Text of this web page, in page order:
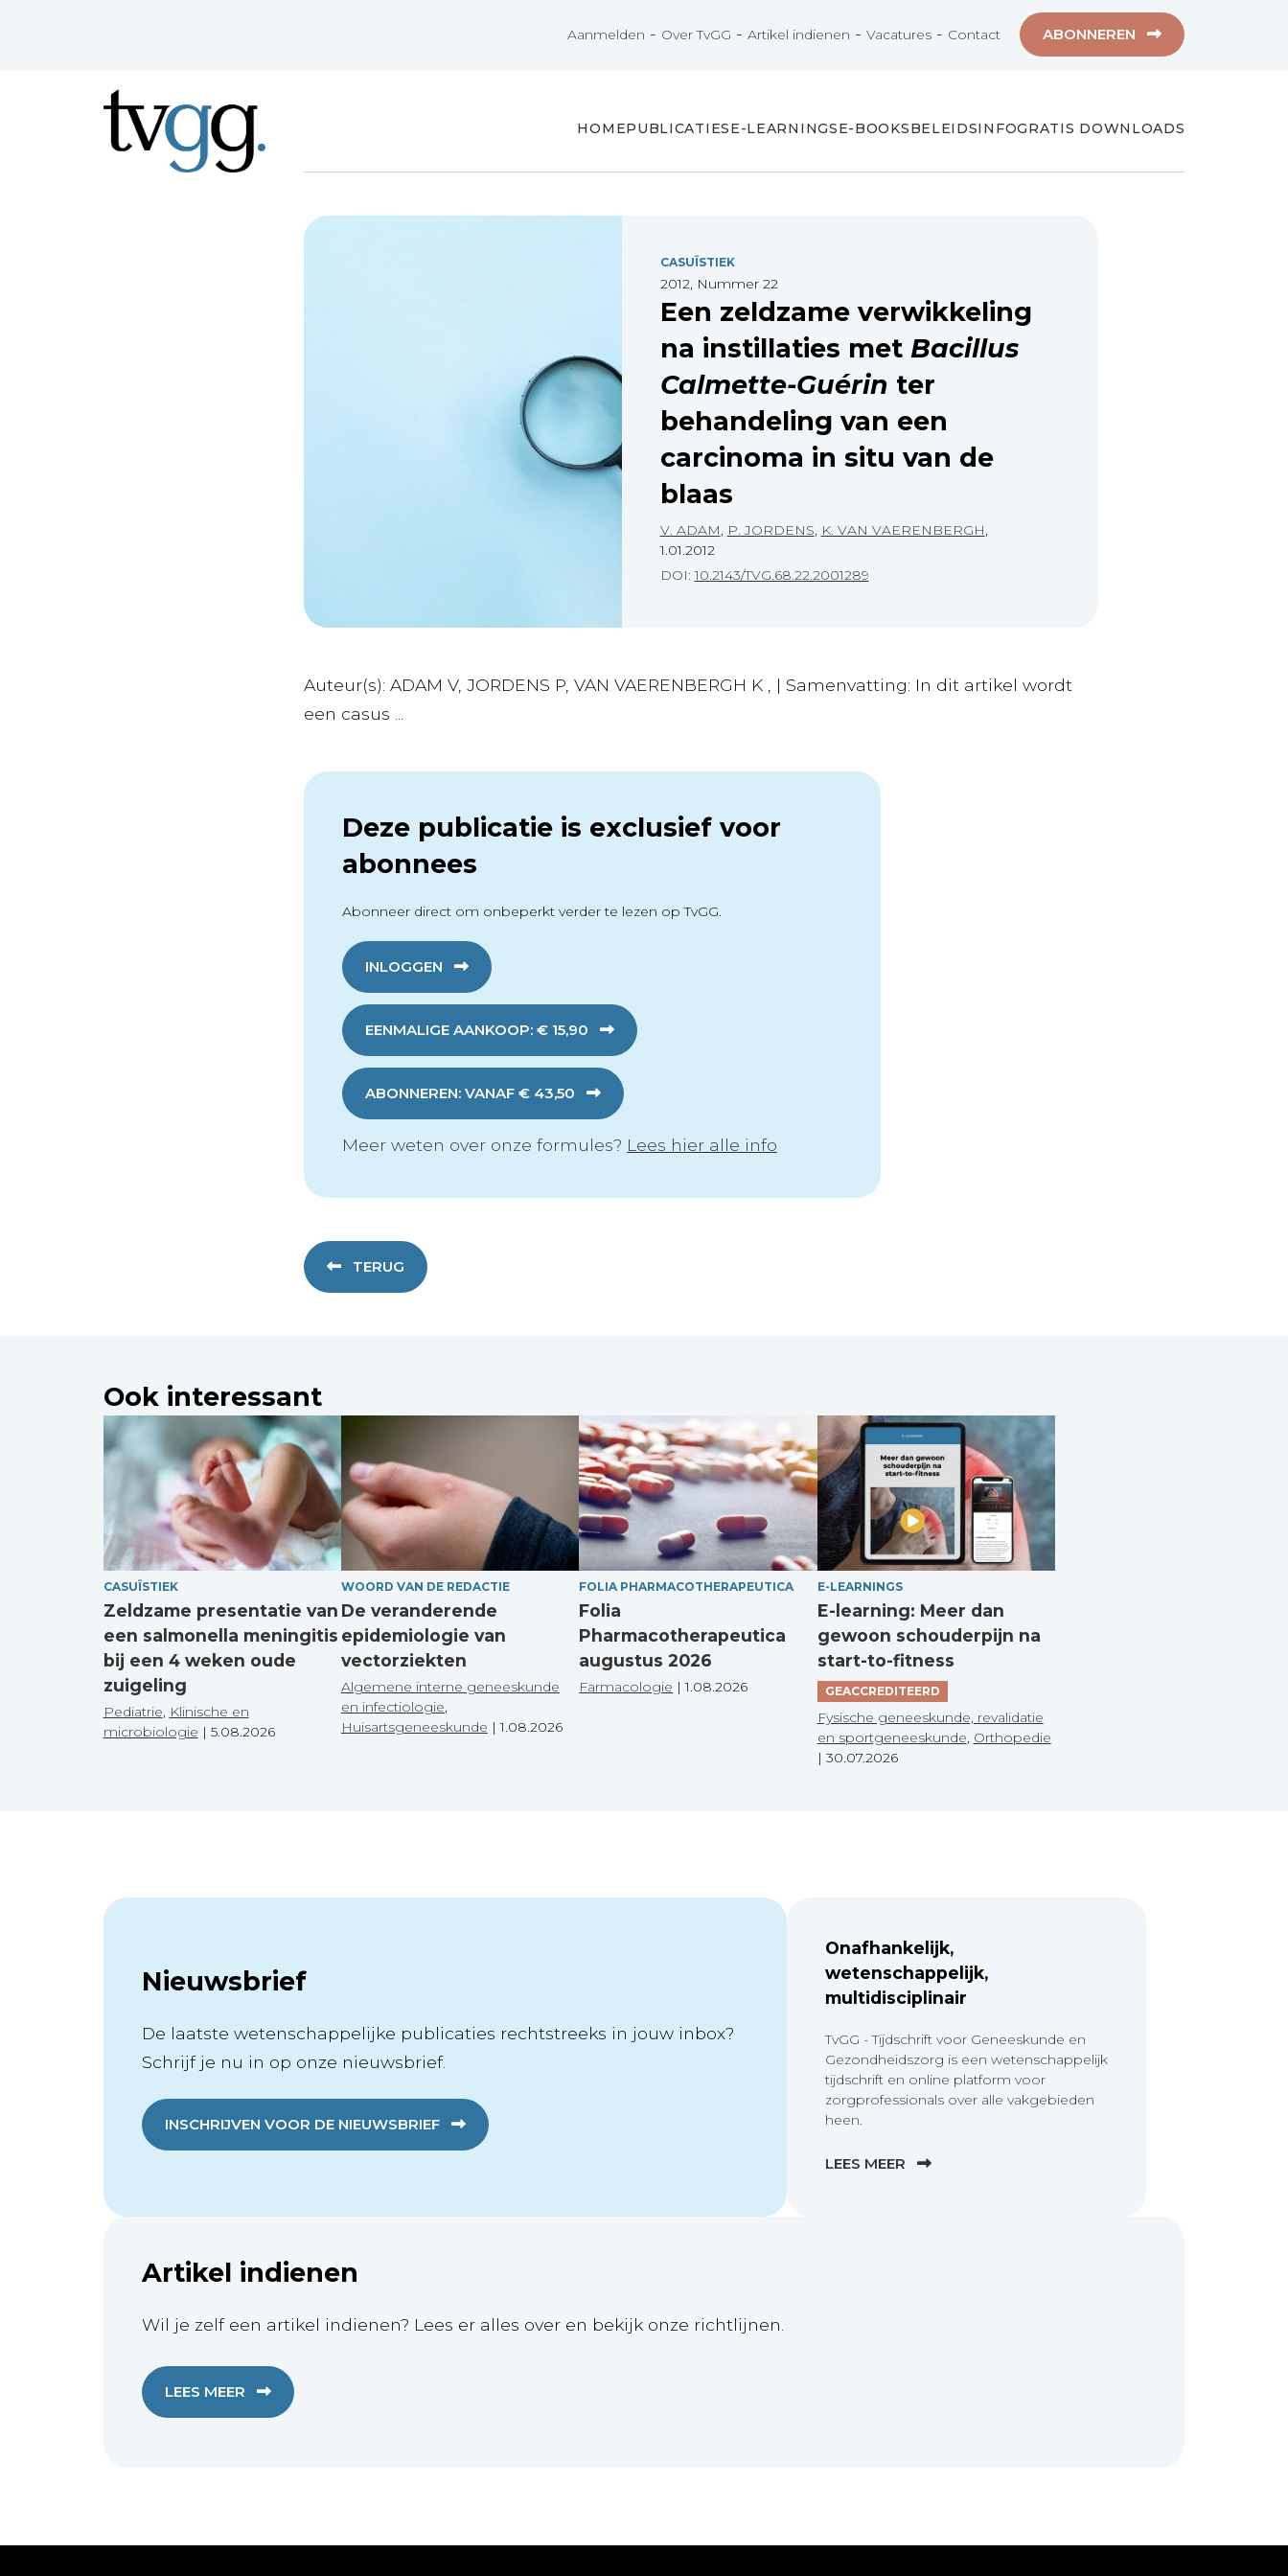
Aanmelden - Over TvGG -Artikel indienen -Vacatures - Contact ABONNEREN
HOMEPUBLICATIESE-LEARNINGSE-BOOKSBELEIDSINFOGRATIS DOWNLOADS
CASUÏSTIEK
2012, Nummer 22
Een zeldzame verwikkeling
na instillaties met Bacillus
Calmette-Guérin ter
behandeling van een
carcinoma in situ van de
blaas
V. ADAM, P. JORDENS, K. VAN VAERENBERGH,
1.01.2012
DOI:10.2143/TVG.68.22.2001289
Auteur(s): ADAM V, JORDENS P, VAN VAERENBERGH K , | Samenvatting: In dit artikel wordt
een casus ...
Deze publicatie is exclusief voor
abonnees
Abonneer direct om onbeperkt verder te lezen op TvGG.
INLOGGEN
EENMALIGE AANKOOP: € 15,90
ABONNEREN: VANAF € 43,50
Meer weten over onze formules? Lees hier alle info
TERUG
Ook interessant
CASUÏSTIEK
Zeldzame presentatie van
een salmonella meningitis
bij een 4 weken oude
zuigeling
Pediatrie Klinische en
microbiologie | 5.08.2026
WOORD VAN DE REDACTIE
De veranderende
epidemiologie van
vectorziekten
Algemene interne geneeskunde
en infectiologie
Huisartsgeneeskunde |1.08.2026
FOLIA PHARMACOTHERAPEUTICA
Folia
Pharmacotherapeutica
augustus 2026
Farmacologie |1.08.2026
E-LEARNINGS
E-learning: Meer dan
gewoon schouderpijn na
start-to-fitness
GEACCREDITEERD
Fysische geneeskunde, revalidatie
en sportgeneeskunde Orthopedie
| 30.07.2026
Nieuwsbrief
De laatste wetenschappelijke publicaties rechtstreeks in jouw inbox?
Schrijf je nu in op onze nieuwsbrief.
INSCHRIJVEN VOOR DE NIEUWSBRIEF
Onafhankelijk,
wetenschappelijk,
multidisciplinair
TvGG - Tijdschrift voor Geneeskunde en
Gezondheidszorg is een wetenschappelijk
tijdschrift en online platform voor
zorgprofessionals over alle vakgebieden
heen.
LEES MEER
Artikel indienen
Wil je zelf een artikel indienen? Lees er alles over en bekijk onze richtlijnen.
LEES MEER